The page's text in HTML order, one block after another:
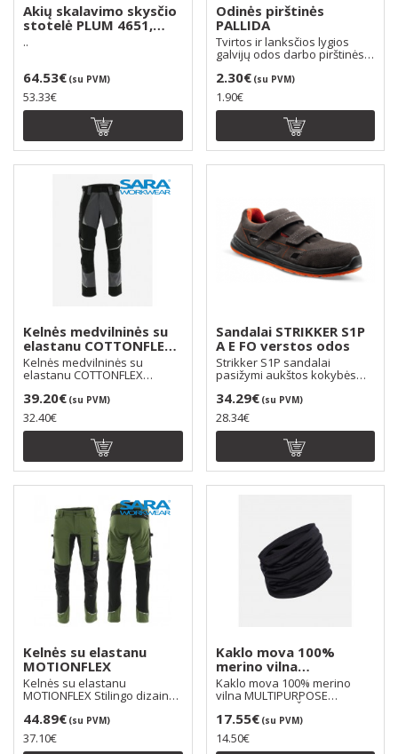
Akių skalavimo skysčio
stotelė PLUM 4651,
..
64.53€ (su PVM)
53.33€
Odinės pirštinės
PALLIDA
Tvirtos ir lanksčios lygios
galvijų odos darbo pirštinės.
Klasikinio „..
2.30€ (su PVM)
1.90€
Kelnės medvilninės su
elastanu COTTONFLEX,
spalva: juoda/t.pilka
Kelnės medvilninės su
elastanu COTTONFLEX
39.20€ (su PVM)
32.40€
Sandalai STRIKKER S1P
A E FO verstos odos
Strikker S1P sandalai
pasižymi aukštos kokybės
komponentais, skirtais ..
34.29€ (su PVM)
28.34€
Kelnės su elastanu
MOTIONFLEX
Kelnės su elastanu
MOTIONFLEX Stilingo dizaino,
itin tamprios, judesių..
44.89€ (su PVM)
37.10€
Kaklo mova 100%
merino vilna
MULTIPURPOSE
THERMOWAVE
Kaklo mova 100% merino
vilna MULTIPURPOSE
THERMOWAVE Švelni,
nedirgin..
17.55€ (su PVM)
14.50€